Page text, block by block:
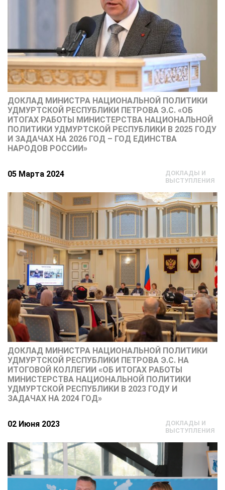
ДОКЛАД МИНИСТРА НАЦИОНАЛЬНОЙ ПОЛИТИКИ
УДМУРТСКОЙ РЕСПУБЛИКИ ПЕТРОВА Э.С. «ОБ
ИТОГАХ РАБОТЫ МИНИСТЕРСТВА НАЦИОНАЛЬНОЙ
ПОЛИТИКИ УДМУРТСКОЙ РЕСПУБЛИКИ В 2025 ГОДУ
И ЗАДАЧАХ НА 2026 ГОД – ГОД ЕДИНСТВА
НАРОДОВ РОССИИ»
05 Марта 2024
ДОКЛАДЫ И
ВЫСТУПЛЕНИЯ
ДОКЛАД МИНИСТРА НАЦИОНАЛЬНОЙ ПОЛИТИКИ
УДМУРТСКОЙ РЕСПУБЛИКИ ПЕТРОВА Э.С. НА
ИТОГОВОЙ КОЛЛЕГИИ «ОБ ИТОГАХ РАБОТЫ
МИНИСТЕРСТВА НАЦИОНАЛЬНОЙ ПОЛИТИКИ
УДМУРТСКОЙ РЕСПУБЛИКИ В 2023 ГОДУ И
ЗАДАЧАХ НА 2024 ГОД»
02 Июня 2023
ДОКЛАДЫ И
ВЫСТУПЛЕНИЯ